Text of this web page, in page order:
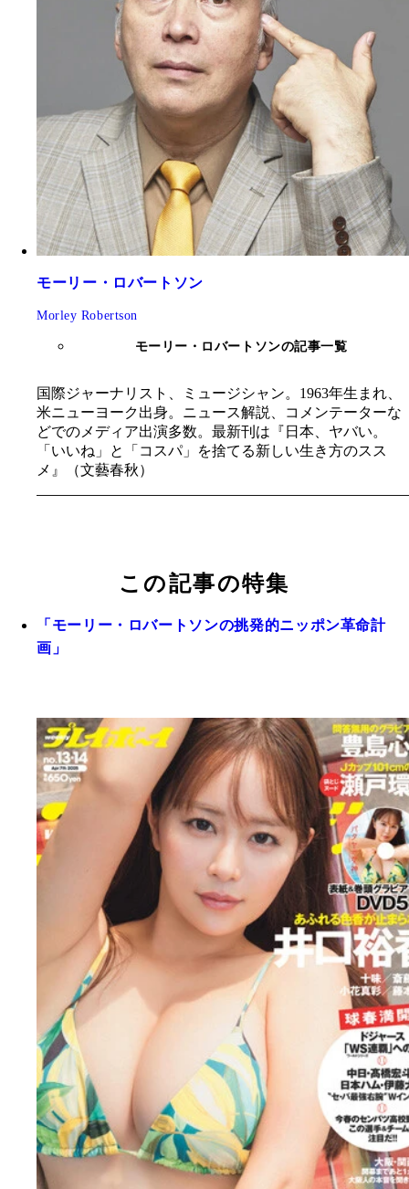
モーリー・ロバートソン
Morley Robertson
モーリー・ロバートソンの記事一覧
国際ジャーナリスト、ミュージシャン。1963年生まれ、
米ニューヨーク出身。ニュース解説、コメンテーターな
どでのメディア出演多数。最新刊は『日本、ヤバい。
「いいね」と「コスパ」を捨てる新しい生き方のスス
メ』（文藝春秋）
この記事の特集
「モーリー・ロバートソンの挑発的ニッポン革命計
画」